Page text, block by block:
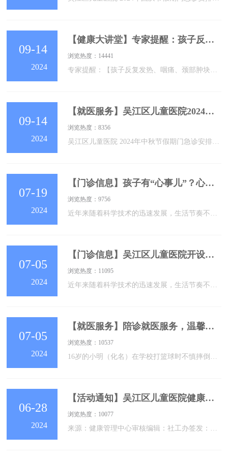
09-14
2024
浏览热度：14441
【健康大讲堂】专家提醒：孩子反复发热、咽痛、颈部肿块，当心得了传染性单核细胞增多症
09-14
2024
浏览热度：8356
【就医服务】吴江区儿童医院2024年中秋节期间门急诊安排
07-19
2024
浏览热度：9756
【门诊信息】孩子有“心事儿”？心理卫生门诊来帮忙！
07-05
2024
浏览热度：11095
【门诊信息】吴江区儿童医院开设心理卫生门诊
07-05
2024
浏览热度：10537
【就医服务】陪诊就医服务，温馨呵护+1
06-28
2024
浏览热度：10077
【活动通知】吴江区儿童医院健康管理夏令营招募啦